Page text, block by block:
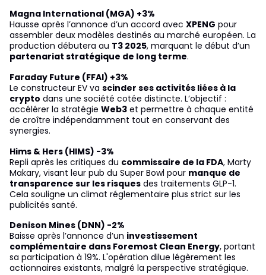
Magna International (MGA) +3%
Hausse après l’annonce d’un accord avec XPENG pour
assembler deux modèles destinés au marché européen. La
production débutera au T3 2025, marquant le début d’un
partenariat stratégique de long terme.
Faraday Future (FFAI) +3%
Le constructeur EV va scinder ses activités liées à la
crypto dans une société cotée distincte. L’objectif :
accélérer la stratégie Web3 et permettre à chaque entité
de croître indépendamment tout en conservant des
synergies.
Hims & Hers (HIMS) -3%
Repli après les critiques du commissaire de la FDA, Marty
Makary, visant leur pub du Super Bowl pour manque de
transparence sur les risques des traitements GLP-1.
Cela souligne un climat réglementaire plus strict sur les
publicités santé.
Denison Mines (DNN) -2%
Baisse après l’annonce d’un investissement
complémentaire dans Foremost Clean Energy, portant
sa participation à 19%. L'opération dilue légèrement les
actionnaires existants, malgré la perspective stratégique.